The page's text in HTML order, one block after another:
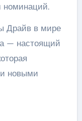
номинаций.
Драйв в мире
— настоящий
новыми